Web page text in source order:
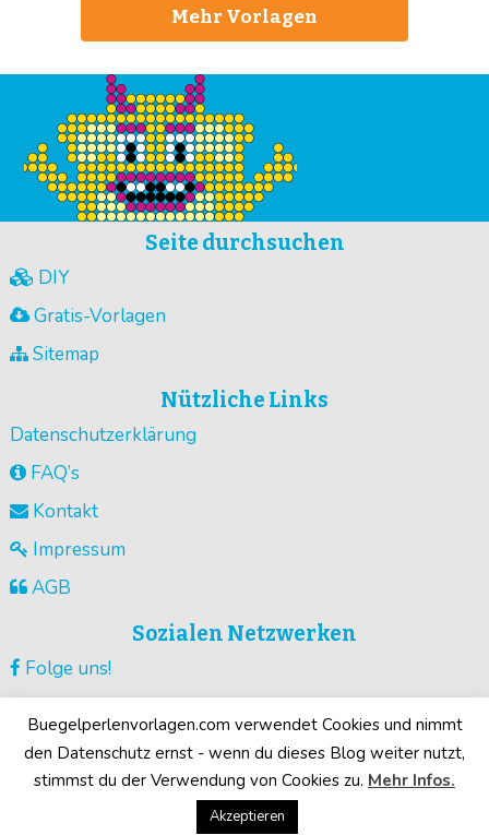
Mehr Vorlagen
Seite durchsuchen
DIY
Gratis-Vorlagen
Sitemap
Nützliche Links
Datenschutzerklärung
FAQ’s
Kontakt
Impressum
AGB
Sozialen Netzwerken
Folge uns!
Guck unsere Videos !
Deine Motive!
Buegelperlenvorlagen.com verwendet Cookies und nimmt
den Datenschutz ernst - wenn du dieses Blog weiter nutzt,
stimmst du der Verwendung von Cookies zu. Mehr Infos.
Akzeptieren